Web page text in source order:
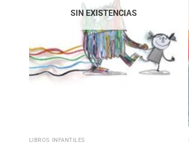
SIN EXISTENCIAS
LIBROS INFANTILES